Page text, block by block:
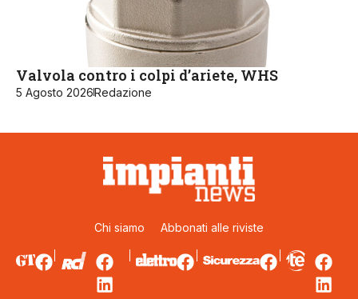
Valvola contro i colpi d’ariete, WHS
5 Agosto 2026Redazione
Chi siamo Abbonati alle riviste